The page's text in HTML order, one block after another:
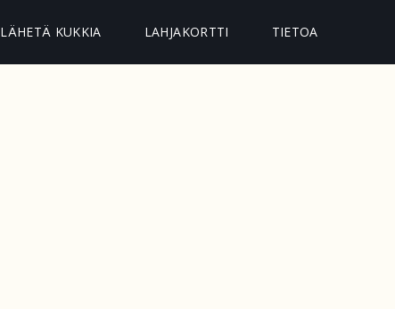
LÄHETÄ KUKKIA LAHJAKORTTI TIETOA